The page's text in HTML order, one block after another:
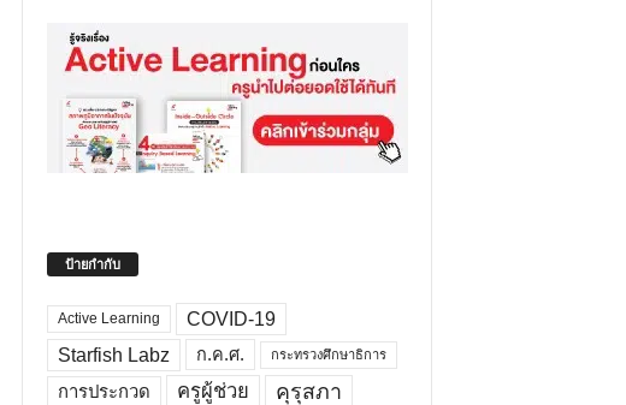
ป้ายกำกับ
Active Learning
COVID-19
Starfish Labz
ก.ค.ศ. กระทรวงศึกษาธิการ
การประกวด ครูผู้ช่วย คุรุสภา